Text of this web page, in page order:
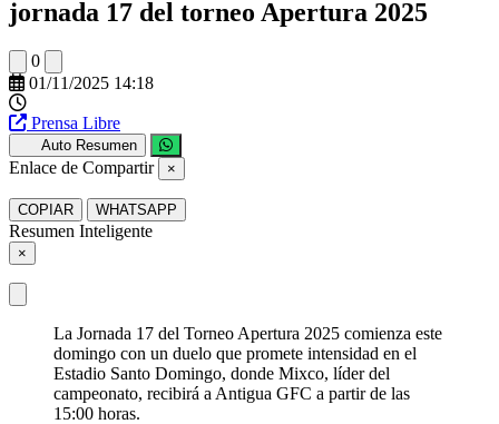
jornada 17 del torneo Apertura 2025
0
01/11/2025 14:18
Prensa Libre
Auto Resumen
Enlace de Compartir ×
COPIAR WHATSAPP
Resumen Inteligente
×
La Jornada 17 del Torneo Apertura 2025 comienza este
domingo con un duelo que promete intensidad en el
Estadio Santo Domingo, donde Mixco, líder del
campeonato, recibirá a Antigua GFC a partir de las
15:00 horas.